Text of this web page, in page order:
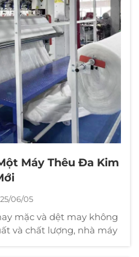
Máy Thêu Đa Kim
06/05
mặc và dệt may không
và chất lượng, nhà máy